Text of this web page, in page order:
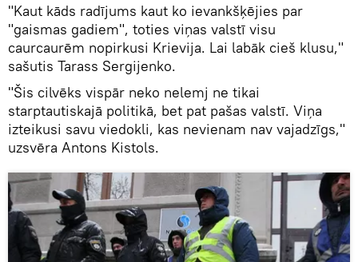
"Kaut kāds radījums kaut ko ievankšķējies par
"gaismas gadiem", toties viņas valstī visu
caurcaurēm nopirkusi Krievija. Lai labāk cieš klusu,"
sašutis Tarass Sergijenko.
"Šis cilvēks vispār neko nelemj ne tikai
starptautiskajā politikā, bet pat pašas valstī. Viņa
izteikusi savu viedokli, kas nevienam nav vajadzīgs,"
uzsvēra Antons Kistols.